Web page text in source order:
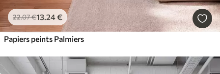
22.07€13.24€
Papiers peints Palmiers